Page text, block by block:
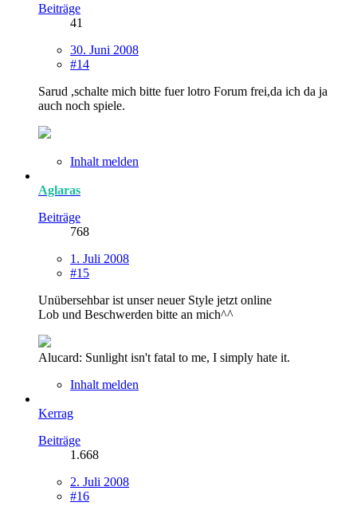
Beiträge
41
30. Juni 2008
#14
Sarud ,schalte mich bitte fuer lotro Forum frei,da ich da ja
auch noch spiele.
Inhalt melden
Aglaras
Beiträge
768
1. Juli 2008
#15
Unübersehbar ist unser neuer Style jetzt online
Lob und Beschwerden bitte an mich^^
Alucard: Sunlight isn't fatal to me, I simply hate it.
Inhalt melden
Kerrag
Beiträge
1.668
2. Juli 2008
#16